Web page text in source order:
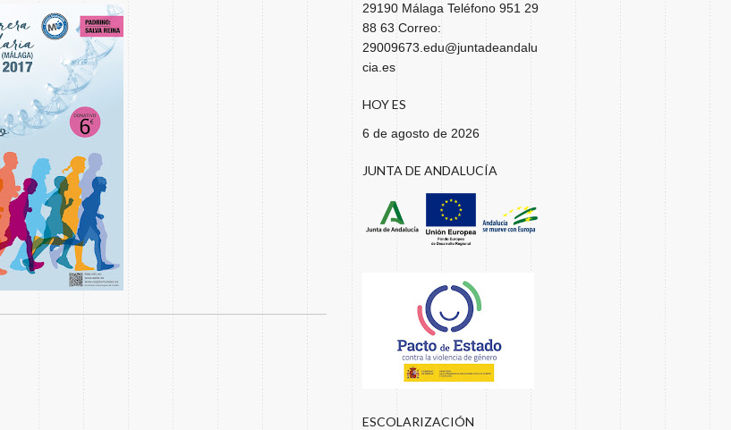
29190 Málaga Teléfono 951 29
88 63 Correo:
29009673.edu@juntadeandalu
cia.es
HOY ES
6 de agosto de 2026
JUNTA DE ANDALUCÍA
ESCOLARIZACIÓN